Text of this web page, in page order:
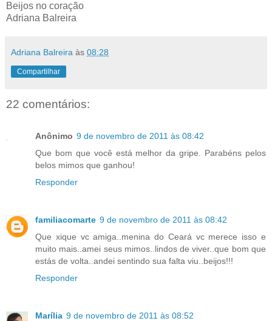
Beijos no coração
Adriana Balreira
Adriana Balreira às 08:28
Compartilhar
22 comentários:
Anônimo 9 de novembro de 2011 às 08:42
Que bom que você está melhor da gripe. Parabéns pelos
belos mimos que ganhou!
Responder
familiacomarte 9 de novembro de 2011 às 08:42
Que xique vc amiga..menina do Ceará vc merece isso e
muito mais..amei seus mimos..lindos de viver..que bom que
estás de volta..andei sentindo sua falta viu..beijos!!!
Responder
Marília 9 de novembro de 2011 às 08:52